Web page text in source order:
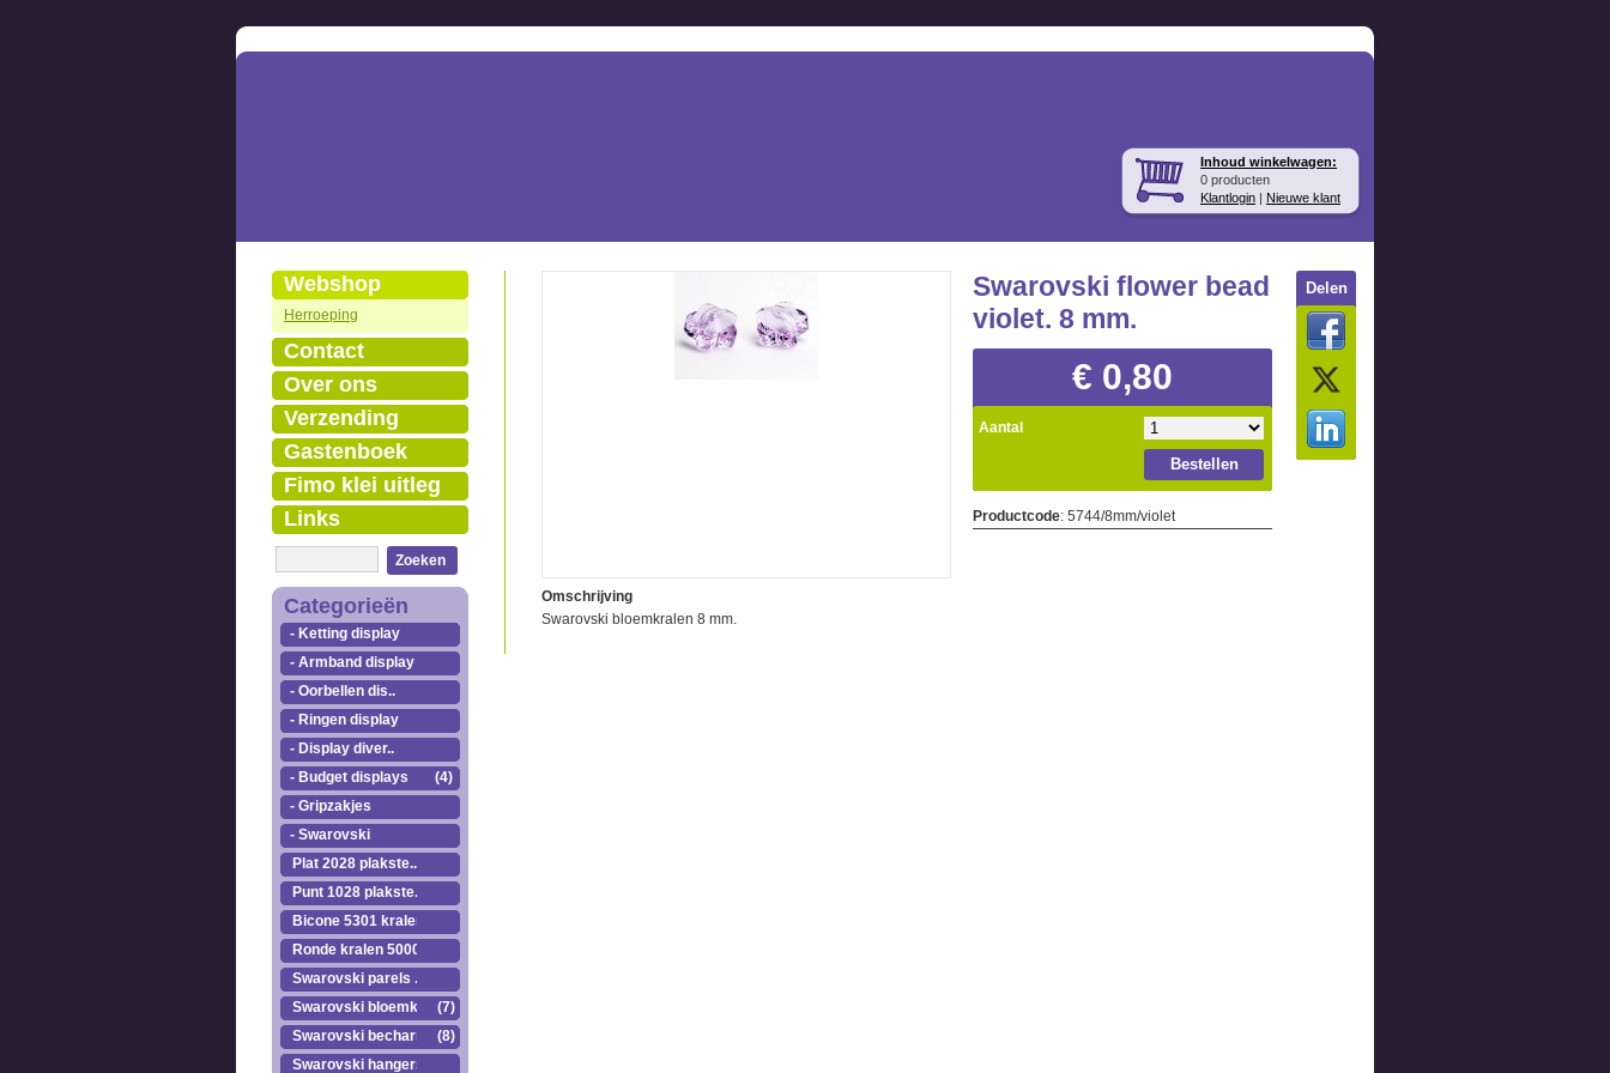
Inhoud winkelwagen:
0 producten
Klantlogin | Nieuwe klant
Webshop
Herroeping
Contact
Over ons
Verzending
Gastenboek
Fimo klei uitleg
Links
Zoeken
Categorieën
- Ketting display
- Armband display
- Oorbellen dis..
- Ringen display
- Display diver..
- Budget displays
(4)
- Gripzakjes
- Swarovski
Plat 2028 plakste..
Punt 1028 plakste..
Bicone 5301 kralen.
Ronde kralen 5000
Swarovski parels ..
Swarovski bloemkr..
(7)
Swarovski becharmed(8)
Swarovski hangers
Swarovski flower bead
violet. 8 mm.
€ 0,80
Aantal
Bestellen
Productcode: 5744/8mm/violet
Delen
Omschrijving
Swarovski bloemkralen 8 mm.